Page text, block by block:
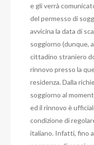
e gli verrà
del permesso di
avvicina la data di
soggiorno (dunque,
cittadino straniero
rinnovo presso la
residenza. Dalla
soggiorno al
ed il rinnovo è
condizione di
italiano. Infatti, fino